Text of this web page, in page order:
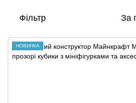
Фільтр За
НОВИНКА